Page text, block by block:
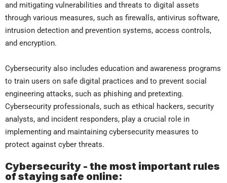
and mitigating vulnerabilities and threats to digital assets
through various measures, such as firewalls, antivirus software,
intrusion detection and prevention systems, access controls,
and encryption.
Cybersecurity also includes education and awareness programs
to train users on safe digital practices and to prevent social
engineering attacks, such as phishing and pretexting.
Cybersecurity professionals, such as ethical hackers, security
analysts, and incident responders, play a crucial role in
implementing and maintaining cybersecurity measures to
protect against cyber threats.
Cybersecurity - the most important rules
of staying safe online: